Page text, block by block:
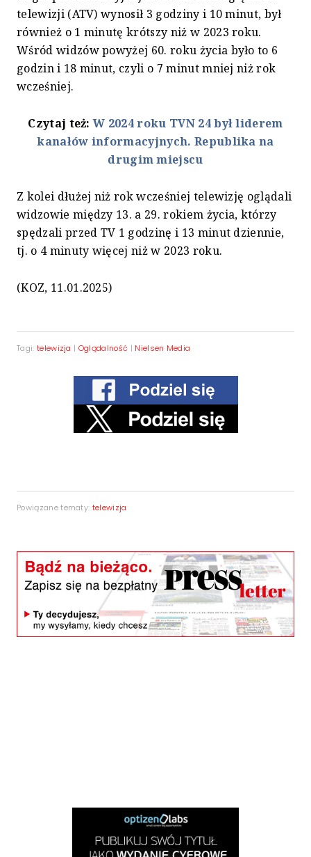
telewizji (ATV) wynosił 3 godziny i 10 minut, był
również o 1 minutę krótszy niż w 2023 roku.
Wśród widzów powyżej 60. roku życia było to 6
godzin i 18 minut, czyli o 7 minut mniej niż rok
wcześniej.
Czytaj też:W 2024 roku TVN 24 był liderem
kanałów informacyjnych. Republika na
drugim miejscu
Z kolei dłużej niż rok wcześniej telewizję oglądali
widzowie między 13. a 29. rokiem życia, którzy
spędzali przed TV 1 godzinę i 13 minut dziennie,
tj. o 4 minuty więcej niż w 2023 roku.
(KOZ, 11.01.2025)
Tagi: telewizja | Oglądalność | Nielsen Media
Powiązane tematy: telewizja